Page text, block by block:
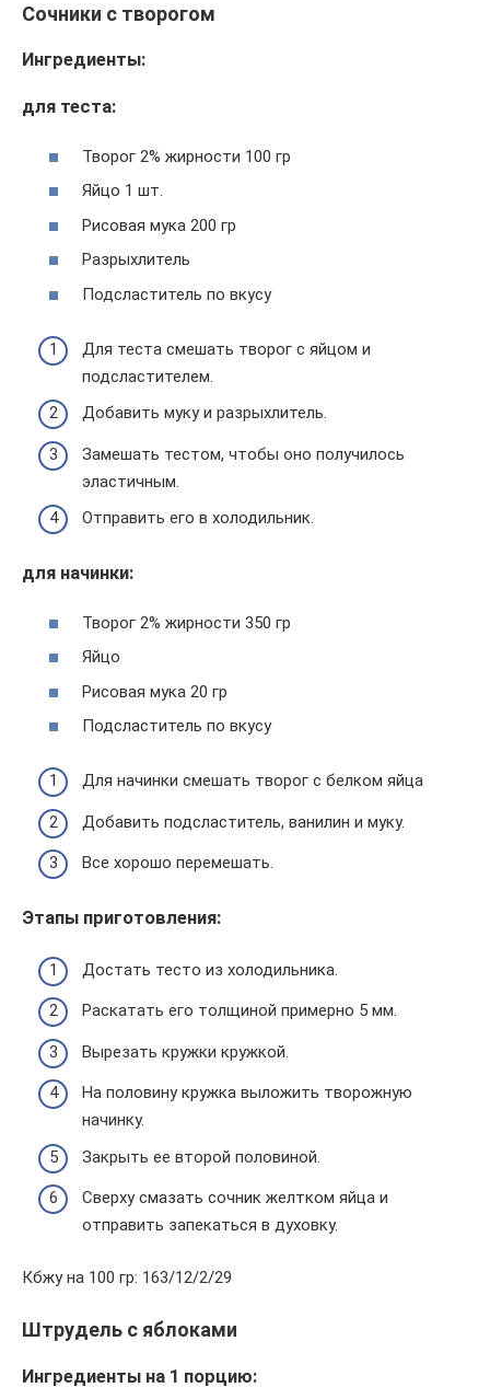
Сочники с творогом
Ингредиенты:
для теста:
Творог 2% жирности 100 гр
Яйцо 1 шт.
Рисовая мука 200 гр
Разрыхлитель
Подсластитель по вкусу
Для теста смешать творог с яйцом и
подсластителем.
Добавить муку и разрыхлитель.
Замешать тестом, чтобы оно получилось
эластичным.
Отправить его в холодильник.
для начинки:
Творог 2% жирности 350 гр
Яйцо
Рисовая мука 20 гр
Подсластитель по вкусу
Для начинки смешать творог с белком яйца
Добавить подсластитель, ванилин и муку.
Все хорошо перемешать.
Этапы приготовления:
Достать тесто из холодильника.
Раскатать его толщиной примерно 5 мм.
Вырезать кружки кружкой.
На половину кружка выложить творожную
начинку.
Закрыть ее второй половиной.
Сверху смазать сочник желтком яйца и
отправить запекаться в духовку.
Кбжу на 100 гр: 163/12/2/29
Штрудель с яблоками
Ингредиенты на 1 порцию: